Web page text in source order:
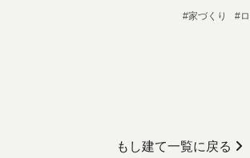
#家づくり #
もし建て一覧に戻る